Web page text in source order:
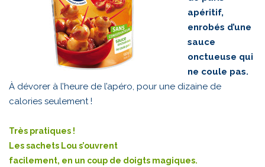
apéritif,
enrobés d’une
sauce
onctueuse qui
ne coule pas.
À dévorer à l’heure de l’apéro, pour une dizaine de
calories seulement !
Très pratiques !
Les sachets Lou s’ouvrent
facilement, en un coup de doigts magiques.